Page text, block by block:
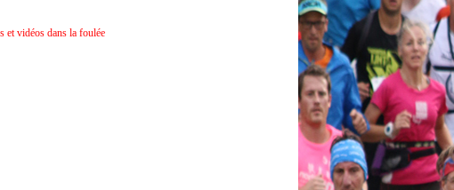
et vidéos dans la foulée